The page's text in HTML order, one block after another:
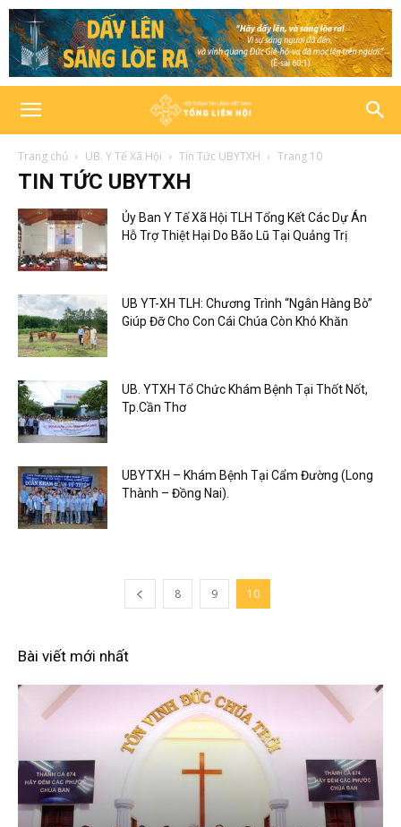
Trang chủ UB. Y Tế Xã Hội Tin Tức UBYTXH Trang 10
TIN TỨC UBYTXH
Ủy Ban Y Tế Xã Hội TLH Tổng Kết Các Dự Án
Hỗ Trợ Thiệt Hại Do Bão Lũ Tại Quảng Trị
UB YT-XH TLH: Chương Trình “Ngân Hàng Bò”
Giúp Đỡ Cho Con Cái Chúa Còn Khó Khăn
UB. YTXH Tổ Chức Khám Bệnh Tại Thốt Nốt,
Tp.Cần Thơ
UBYTXH – Khám Bệnh Tại Cẩm Đường (Long
Thành – Đồng Nai).
8 9 10
Bài viết mới nhất